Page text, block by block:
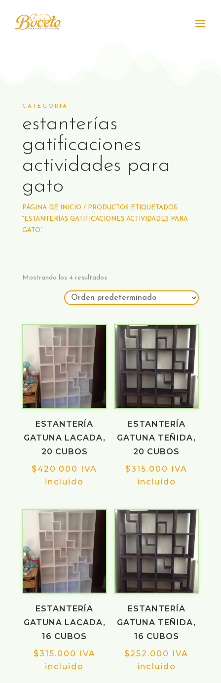
CATEGORÍA
estanterías
gatificaciones
actividades para
gato
PÁGINA DE INICIO / PRODUCTOS ETIQUETADOS
“ESTANTERÍAS GATIFICACIONES ACTIVIDADES PARA
GATO”
Mostrando los 4 resultados
ESTANTERÍA
GATUNA LACADA,
20 CUBOS
$420.000 IVA
incluido
ESTANTERÍA
GATUNA TEÑIDA,
20 CUBOS
$315.000 IVA
incluido
ESTANTERÍA
GATUNA LACADA,
16 CUBOS
$315.000 IVA
incluido
ESTANTERÍA
GATUNA TEÑIDA,
16 CUBOS
$252.000 IVA
incluido